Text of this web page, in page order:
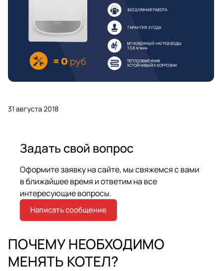
31 августа 2018
Задать свой вопрос
Оформите заявку на сайте, мы свяжемся с вами
в ближайшее время и ответим на все
интересующие вопросы.
Написать сообщение
ПОЧЕМУ НЕОБХОДИМО
МЕНЯТЬ КОТЕЛ?